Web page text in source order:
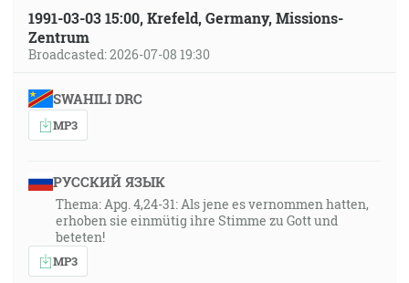
1991-03-03 15:00, Krefeld, Germany, Missions-
Zentrum
Broadcasted: 2026-07-08 19:30
SWAHILI DRC
MP3
РУССКИЙ ЯЗЫК
Thema: Apg. 4,24-31: Als jene es vernommen hatten,
erhoben sie einmütig ihre Stimme zu Gott und
beteten!
MP3